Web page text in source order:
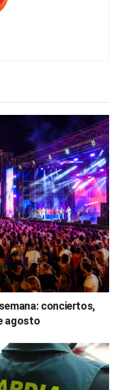
conciertos,
agosto